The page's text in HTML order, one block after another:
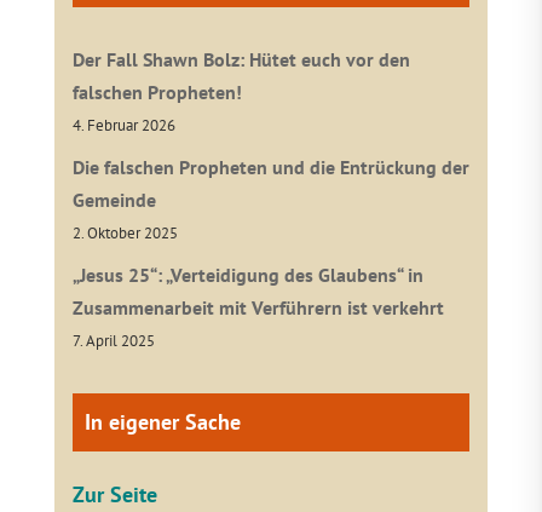
Der Fall Shawn Bolz: Hütet euch vor den
falschen Propheten!
4. Februar 2026
Die falschen Propheten und die Entrückung der
Gemeinde
2. Oktober 2025
„Jesus 25“: „Verteidigung des Glaubens“ in
Zusammenarbeit mit Verführern ist verkehrt
7. April 2025
In eigener Sache
Zur Seite